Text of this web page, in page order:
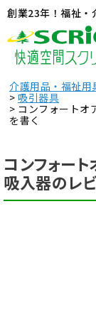
創業23年！福祉・
介護用品・福祉用
吸引器具
コンフォートオ
を書く
コンフォー
吸入器のレ